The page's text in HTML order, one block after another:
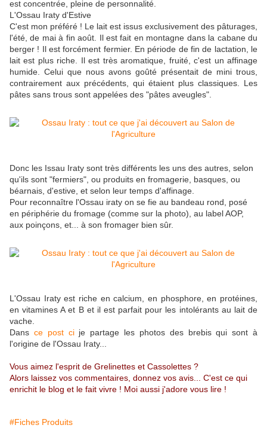
est concentrée, pleine de personnalité.
L'Ossau Iraty d'Estive
C'est mon préféré ! Le lait est issus exclusivement des pâturages,
l'été, de mai à fin août. Il est fait en montagne dans la cabane du
berger ! Il est forcément fermier. En période de fin de lactation, le
lait est plus riche. Il est très aromatique, fruité, c'est un affinage
humide. Celui que nous avons goûté présentait de mini trous,
contrairement aux précédents, qui étaient plus classiques. Les
pâtes sans trous sont appelées des "pâtes aveugles".
Donc les Issau Iraty sont très différents les uns des autres, selon
qu'ils sont "fermiers", ou produits en fromagerie, basques, ou
béarnais, d'estive, et selon leur temps d'affinage.
Pour reconnaître l'Ossau iraty on se fie au bandeau rond, posé
en périphérie du fromage (comme sur la photo), au label AOP,
aux poinçons, et... à son fromager bien sûr.
L'Ossau Iraty est riche en calcium, en phosphore, en protéines,
en vitamines A et B et il est parfait pour les intolérants au lait de
vache.
Dans ce post ci je partage les photos des brebis qui sont à
l'origine de l'Ossau Iraty...
Vous aimez l'esprit de Grelinettes et Cassolettes ?
Alors laissez vos commentaires, donnez vos avis... C'est ce qui
enrichit le blog et le fait vivre ! Moi aussi j'adore vous lire !
#Fiches Produits